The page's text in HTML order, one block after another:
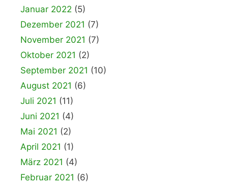
Januar 2022 (5)
Dezember 2021 (7)
November 2021 (7)
Oktober 2021 (2)
September 2021 (10)
August 2021 (6)
Juli 2021 (11)
Juni 2021 (4)
Mai 2021 (2)
April 2021 (1)
März 2021 (4)
Februar 2021 (6)